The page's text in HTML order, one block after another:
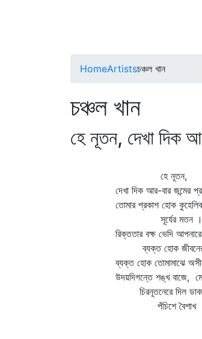
HomeArtistsচঞ্চল খান
চঞ্চল খান
হে নূতন, দেখা দিক
হে নূতন,
দেখা দিক আর-বার জন্মের
তোমার প্রকাশ হোক কুহেলিকা
সূর্যের মতন ।
রিক্ততার বক্ষ ভেদি আপনারে
ব্যক্ত হোক জীবনের
ব্যক্ত হোক তোমামাঝে অসীমের
উদয়দিগন্তে শঙ্খ বাজে, মোর
চিরনূতনেরে দিল ডাক
পঁচিশে বৈশাখ